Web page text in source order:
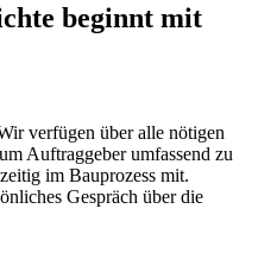
beginnt mit
verfügen über alle nötigen
Auftraggeber umfassend zu
im Bauprozess mit.
Gespräch über die